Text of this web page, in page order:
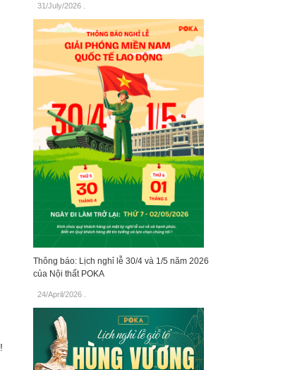
31/July/2026.
Thông báo: Lịch nghỉ lễ 30/4 và 1/5 năm 2026
của Nội thất POKA
24/April/2026.